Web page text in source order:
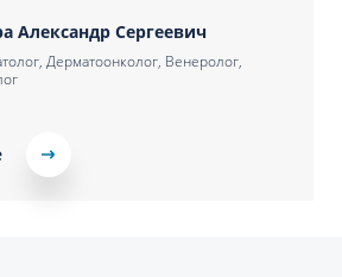
Александр Сергеевич
Дерматоонколог, Венеролог,